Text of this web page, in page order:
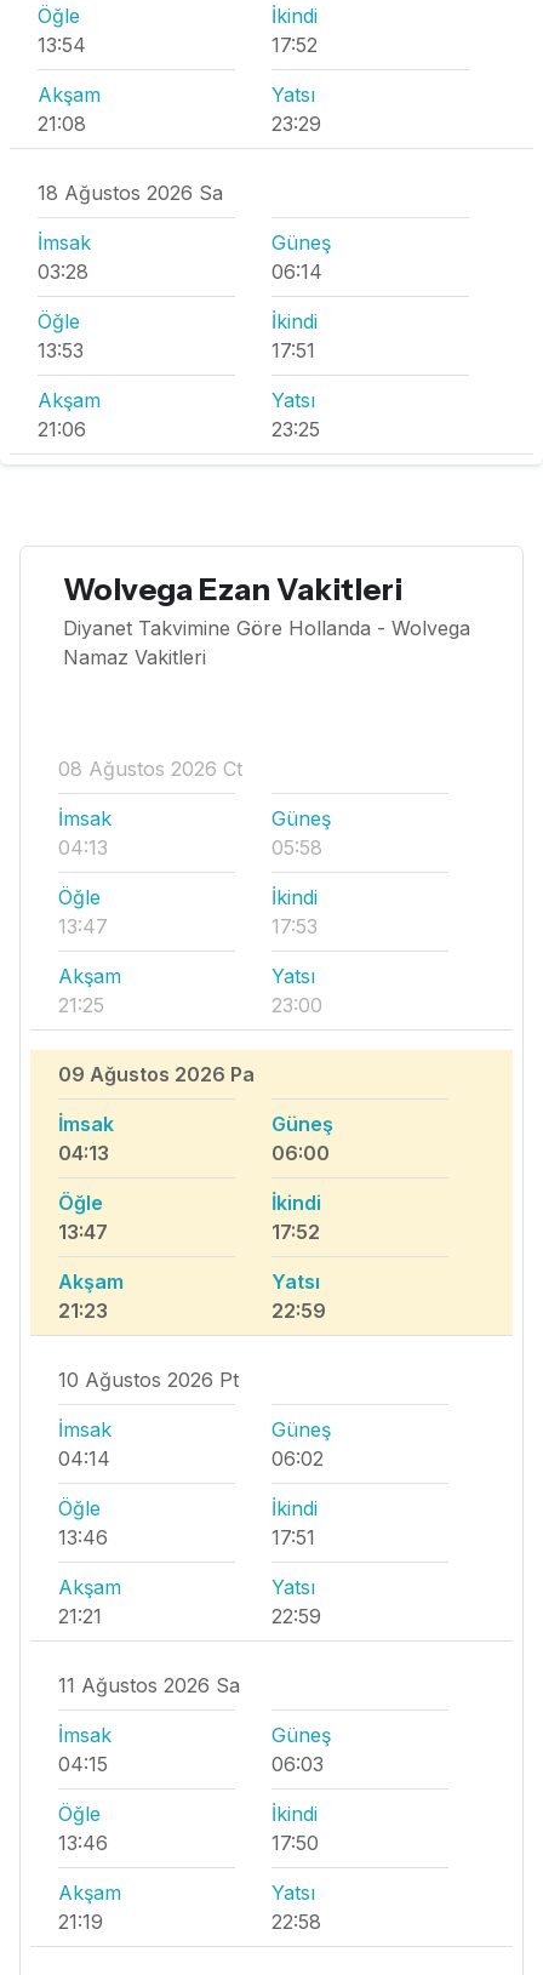
Öğle
13:54
İkindi
17:52
Akşam
21:08
Yatsı
23:29
18 Ağustos 2026 Sa
İmsak
03:28
Güneş
06:14
Öğle
13:53
İkindi
17:51
Akşam
21:06
Yatsı
23:25
Wolvega Ezan Vakitleri
Diyanet Takvimine Göre Hollanda - Wolvega
Namaz Vakitleri
08 Ağustos 2026 Ct
İmsak
04:13
Güneş
05:58
Öğle
13:47
İkindi
17:53
Akşam
21:25
Yatsı
23:00
09 Ağustos 2026 Pa
İmsak
04:13
Güneş
06:00
Öğle
13:47
İkindi
17:52
Akşam
21:23
Yatsı
22:59
10 Ağustos 2026 Pt
İmsak
04:14
Güneş
06:02
Öğle
13:46
İkindi
17:51
Akşam
21:21
Yatsı
22:59
11 Ağustos 2026 Sa
İmsak
04:15
Güneş
06:03
Öğle
13:46
İkindi
17:50
Akşam
21:19
Yatsı
22:58